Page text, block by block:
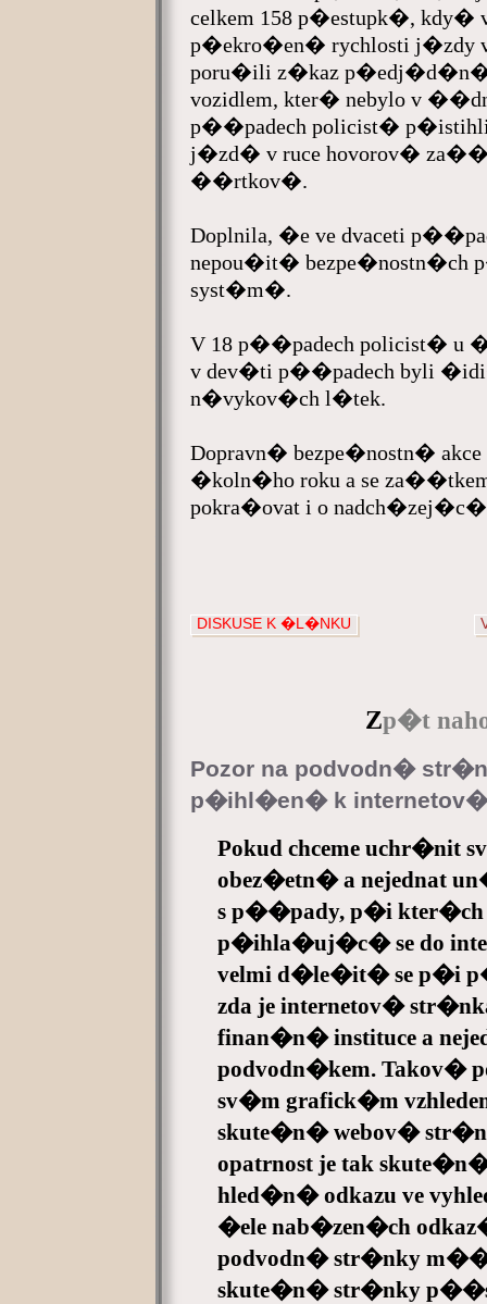
celkem 158 p�estupk�, kdy�
p�ekro�en� rychlosti j�zdy
poru�ili z�kaz p�edj�d�n�,
vozidlem, kter� nebylo v
p��padech policist�
j�zd� v ruce hovorov�
��rtkov�.
Doplnila, �e ve dvaceti
nepou�it�
syst�m�.
V 18 p��padech policist�
v dev�ti p��padech byli
n�vykov�ch l�tek.
Dopravn� bezpe�nostn� akce
�koln�ho roku a se
pokra�ovat i o
DISKUSE K �L�NKU
Zp�t
Pozor na podvodn�
p�ihl�en� k
Pokud chceme uchr�nit
obez�etn� a nejednat
s p��pady, p�i
p�ihla�uj�c� se do
velmi d�le�it� se p�i
zda je internetov�
finan�n� instituce a
podvodn�kem.
sv�m grafick�m
skute�n� webov�
opatrnost je tak
hled�n� odkazu ve
�ele nab�zen�ch
podvodn� str�nky
skute�n� str�nky